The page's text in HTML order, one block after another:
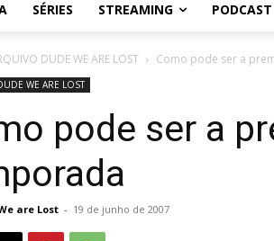
SÉRIES STREAMING PODCAST
DUDE WE ARE LOST Como pode ser a
WE ARE LOST
pode ser a
are Lost - 19 de junho de 2007